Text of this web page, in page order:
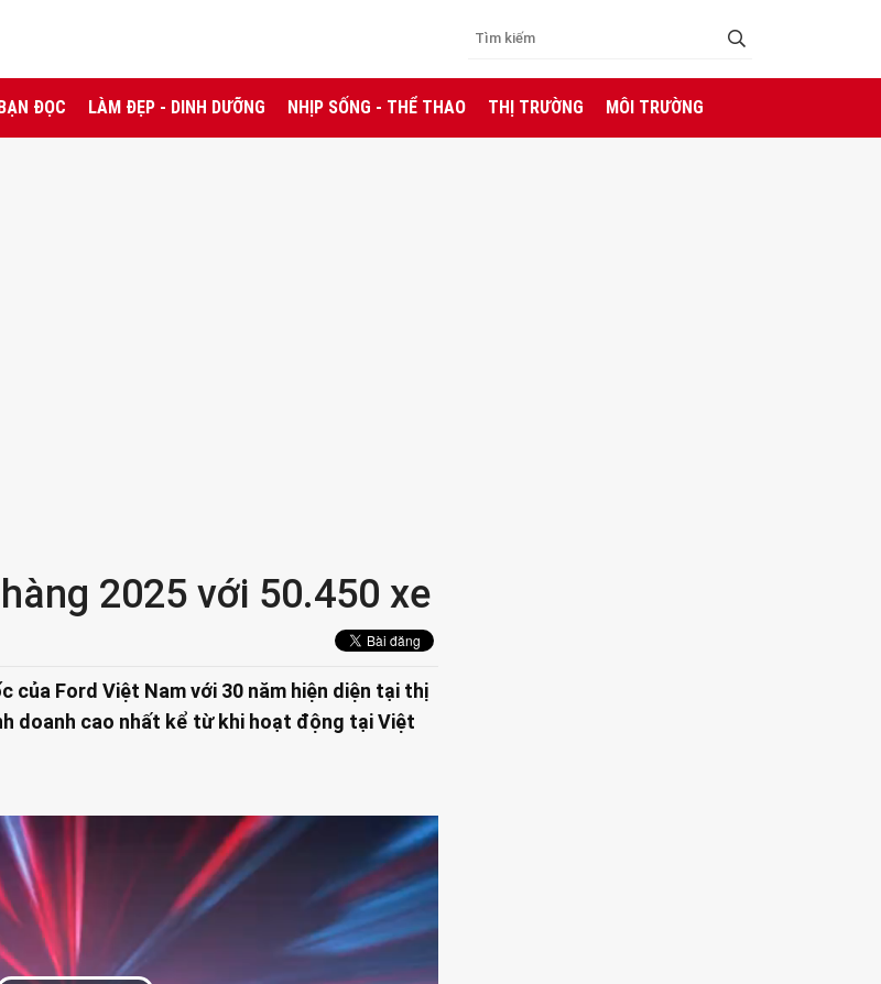
ĐỌC LÀM ĐẸP - DINH DƯỠNG NHỊP SỐNG - THỂ THAO THỊ TRƯỜNG MÔI TRƯỜNG
2025 với 50.450 xe
của Ford Việt Nam với 30 năm hiện diện tại thị
doanh cao nhất kể từ khi hoạt động tại Việt